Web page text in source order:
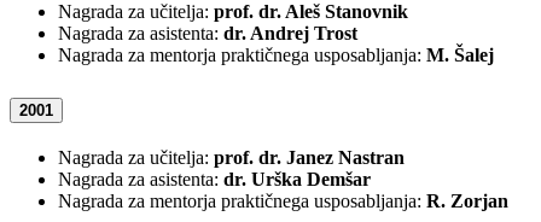
Nagrada za učitelja: prof. dr. Aleš Stanovnik
Nagrada za asistenta: dr. Andrej Trost
Nagrada za mentorja praktičnega usposabljanja: M. Šalej
2001
Nagrada za učitelja: prof. dr. Janez Nastran
Nagrada za asistenta: dr. Urška Demšar
Nagrada za mentorja praktičnega usposabljanja: R. Zorjan